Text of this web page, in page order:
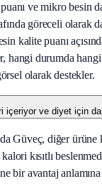
ve mikro besin
göreceli olarak
kalite puanı
hangi durumda
olarak destekler.
içeriyor ve diyet için
Güveç, diğer ürüne
kısıtlı
bir avantaj